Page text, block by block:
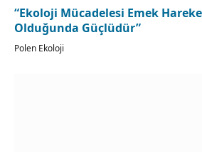
“Ekoloji Mücadelesi Emek
Olduğunda Güçlüdür”
Polen Ekoloji